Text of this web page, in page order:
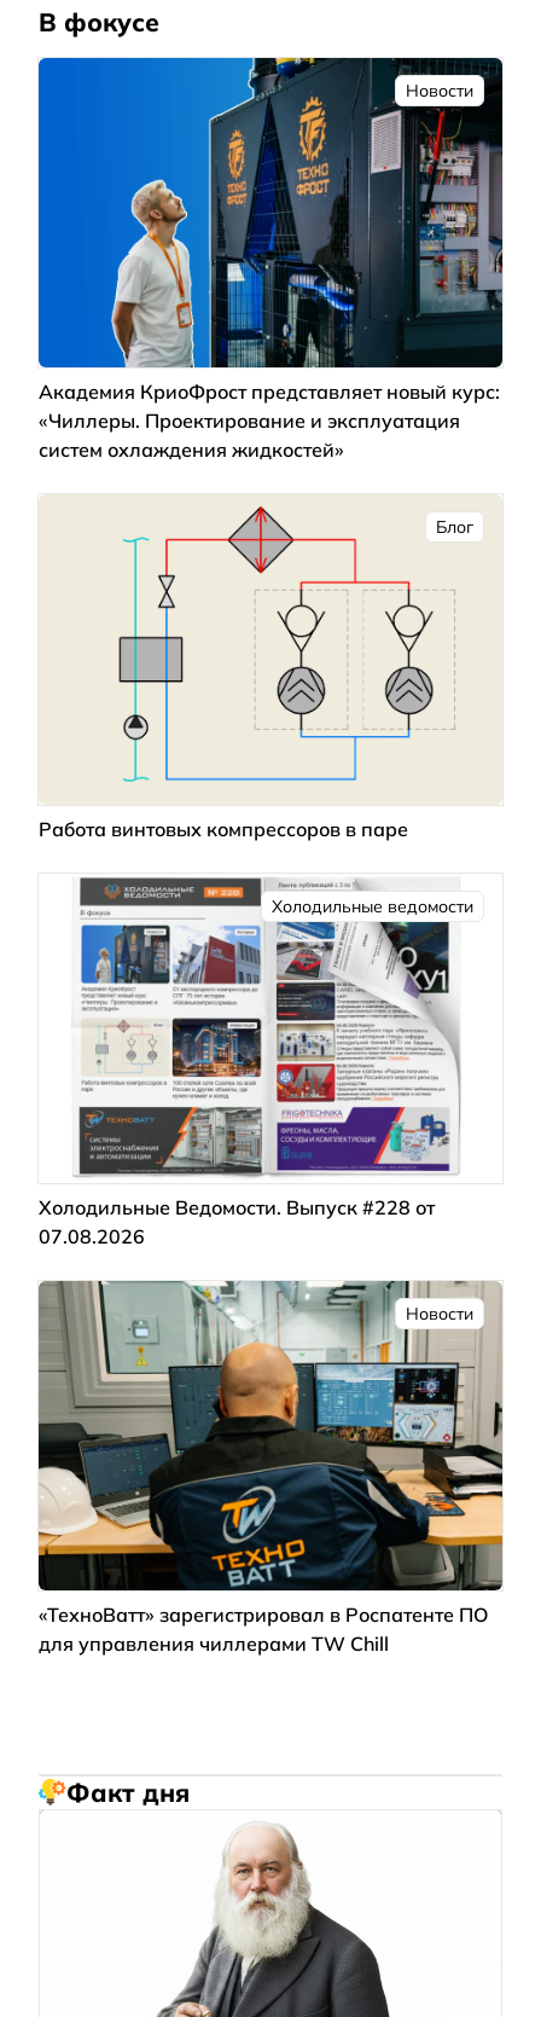
В фокусе
Новости
Академия КриоФрост представляет новый курс:
«Чиллеры. Проектирование и эксплуатация
систем охлаждения жидкостей»
Блог
Работа винтовых компрессоров в паре
Холодильные ведомости
Холодильные Ведомости. Выпуск #228 от
07.08.2026
Новости
«ТехноВатт» зарегистрировал в Роспатенте ПО
для управления чиллерами TW Chill
Факт дня